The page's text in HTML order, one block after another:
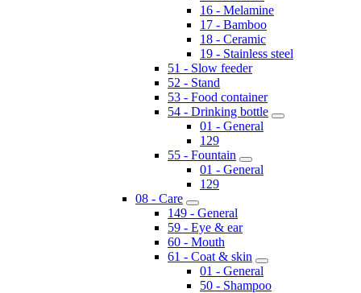
16 - Melamine
17 - Bamboo
18 - Ceramic
19 - Stainless steel
51 - Slow feeder
52 - Stand
53 - Food container
54 - Drinking bottle
01 - General
129
55 - Fountain
01 - General
129
08 - Care
149 - General
59 - Eye & ear
60 - Mouth
61 - Coat & skin
01 - General
50 - Shampoo